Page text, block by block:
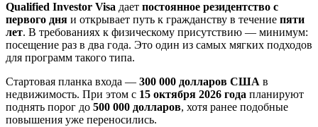
Qualified Investor Visa дает постоянное резидентство с
первого дня и открывает путь к гражданству в течение пяти
лет. В требованиях к физическому присутствию — минимум:
посещение раз в два года. Это один из самых мягких подходов
для программ такого типа.
Стартовая планка входа — 300 000 долларов США в
недвижимость. При этом с 15 октября 2026 года планируют
поднять порог до 500 000 долларов, хотя ранее подобные
повышения уже переносились.